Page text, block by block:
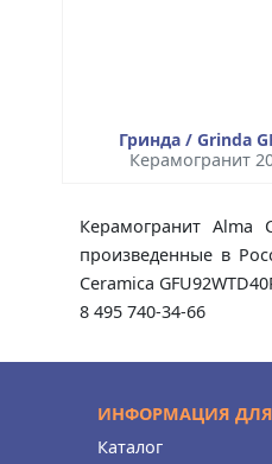
Гринда / Grinda
Керамогранит
Керамогранит Alma
произведенные в
Ceramica
8 495 740-34-66
ИНФОРМАЦИЯ ДЛЯ
Каталог